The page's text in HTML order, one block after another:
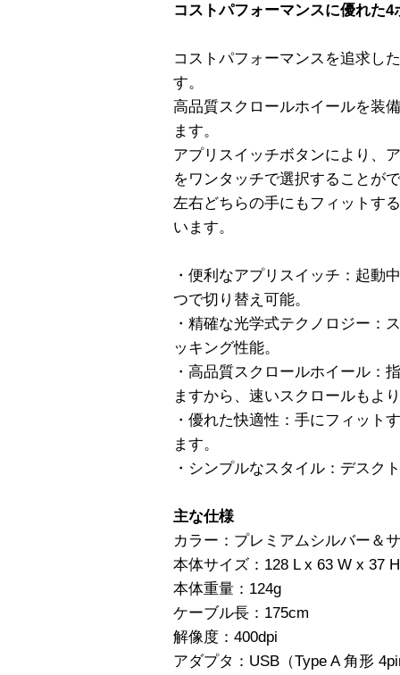
コストパフォーマンスに優れた
コストパフォーマンスを追求し
す。
高品質スクロールホイールを装
ます。
アプリスイッチボタンにより、
をワンタッチで選択することが
左右どちらの手にもフィットす
います。
・便利なアプリスイッチ：起動
つで切り替え可能。
・精確な光学式テクノロジー：
ッキング性能。
・高品質スクロールホイール：
ますから、速いスクロールもよ
・優れた快適性：手にフィット
ます。
・シンプルなスタイル：デスク
主な仕様
カラー：プレミアムシルバー＆
本体サイズ：128 L x 63 W x 37
本体重量：124g
ケーブル長：175cm
解像度：400dpi
アダプタ：USB（Type A 角形